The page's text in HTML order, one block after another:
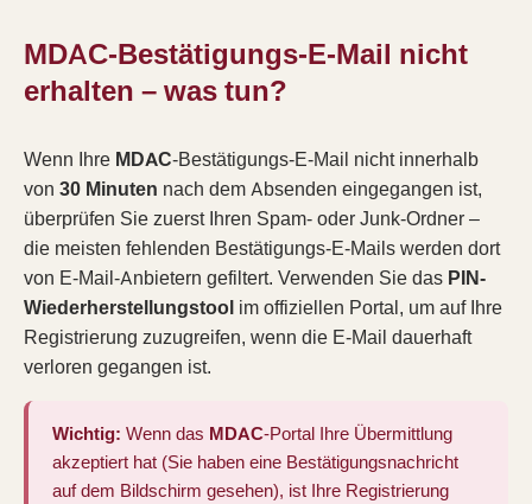
MDAC-Bestätigungs-E-Mail nicht
erhalten – was tun?
Wenn Ihre MDAC-Bestätigungs-E-Mail nicht innerhalb
von 30 Minuten nach dem Absenden eingegangen ist,
überprüfen Sie zuerst Ihren Spam- oder Junk-Ordner –
die meisten fehlenden Bestätigungs-E-Mails werden dort
von E-Mail-Anbietern gefiltert. Verwenden Sie das PIN-
Wiederherstellungstool im offiziellen Portal, um auf Ihre
Registrierung zuzugreifen, wenn die E-Mail dauerhaft
verloren gegangen ist.
Wichtig: Wenn das MDAC-Portal Ihre Übermittlung
akzeptiert hat (Sie haben eine Bestätigungsnachricht
auf dem Bildschirm gesehen), ist Ihre Registrierung